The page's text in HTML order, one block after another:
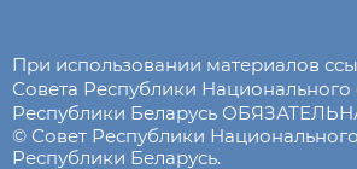
При использовании материалов
Совета Республики Национального
Республики Беларусь
© Совет Республики
Республики Беларусь.